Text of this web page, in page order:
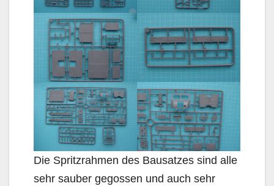
Die Spritzrahmen des Bausatzes sind alle
sehr sauber gegossen und auch sehr